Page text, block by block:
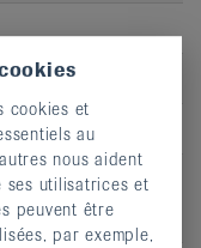
cookies et
au
nous aident
ses utilisatrices et
peuvent être
par exemple,